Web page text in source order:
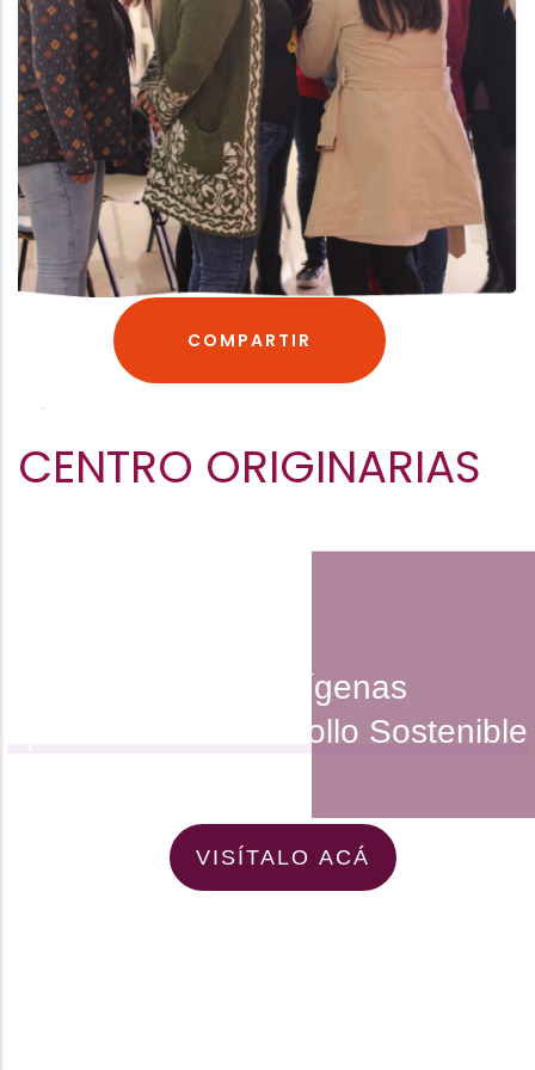
COMPARTIR
CENTRO ORIGINARIAS
Mujeres Indígenas
aportando al Desarrollo Sostenible
VISÍTALO ACÁ